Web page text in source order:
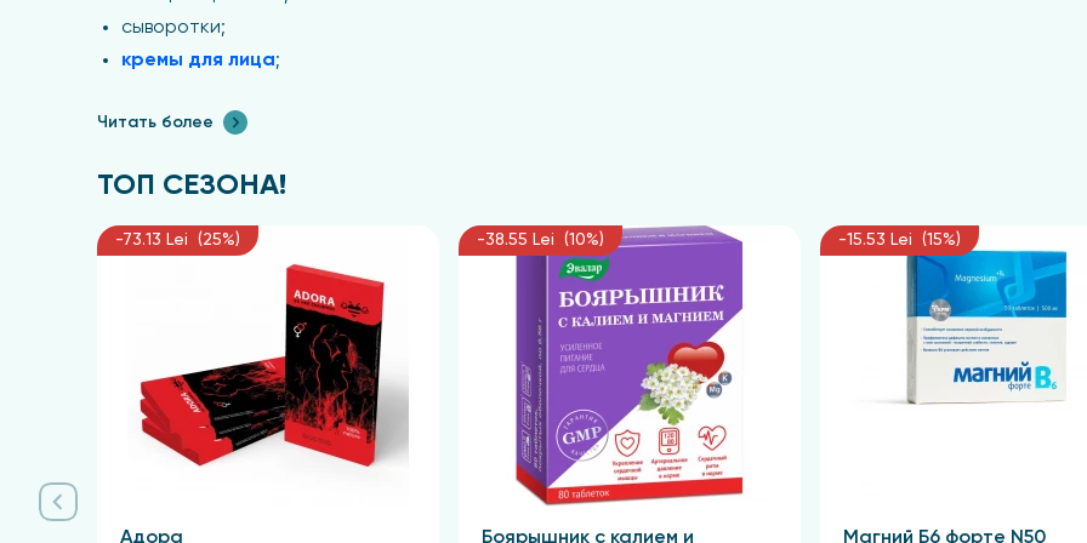
сыворотки;
кремы для лица;
лосьоны.
Они не только ухаживают за кожей, но и помогают решать такие проблемы, как воспаления, избыточная
Важнейшими компонентами дерматокосметических средств часто являются гиалуроновая кислота,
и антиоксиданты, которые оказывают воздействие на клетки кожи на глубоком уровне, улучшая её
Продукты дерматокосметики проходят тщательные дерматологические и клинические испытания,
минимальные риски возникновения раздражений или аллергических реакций.
Их часто рекомендуют
процедурами, и дерматологи нередко назначают их для домашнего ухода, что делает их отличным
профессиональному уходу за своей кожей.
Эти средства подходят для всех типов кожи и помогают поддерживать её в здоровом состоянии,
внешний вид. Дерматокосметика объединяет научные достижения и уход, что делает её незаменимой
здоровье и красоту своей кожи на высоком уровне.
Читать более
ТОП СЕЗОНА!
-73.13 Lei (25%)
Адора
-38.55 Lei (10%)
Боярышник с калием и
-15.53 Lei (15%)
Магний Б6 форте N50